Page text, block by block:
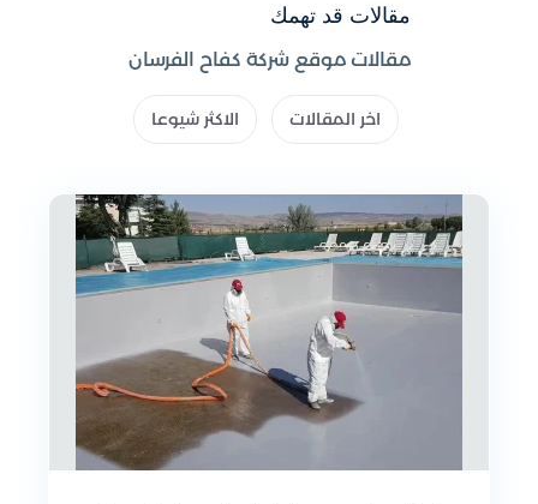
مقالات قد تهمك
مقالات موقع شركة كفاح الفرسان
اخر المقالات الاكثر شيوعا